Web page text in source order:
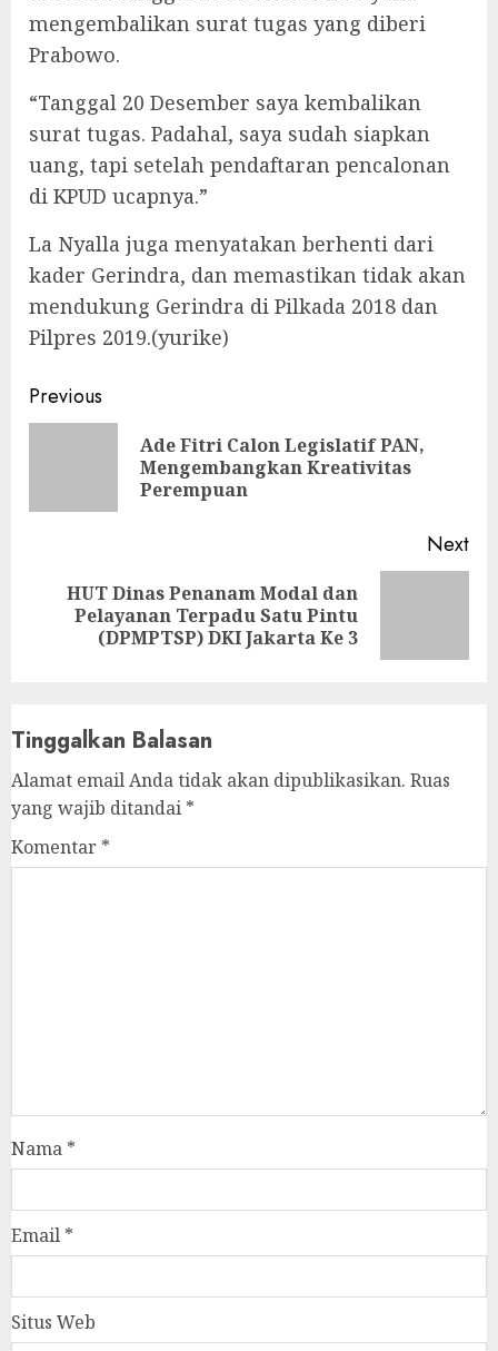
mengembalikan surat tugas yang diberi
Prabowo.
“Tanggal 20 Desember saya kembalikan
surat tugas. Padahal, saya sudah siapkan
uang, tapi setelah pendaftaran pencalonan
di KPUD ucapnya.”
La Nyalla juga menyatakan berhenti dari
kader Gerindra, dan memastikan tidak akan
mendukung Gerindra di Pilkada 2018 dan
Pilpres 2019.(yurike)
Continue
Reading
Previous
Ade Fitri Calon Legislatif PAN,
Mengembangkan Kreativitas
Perempuan
Next
Next
HUT Dinas Penanam Modal dan
Pelayanan Terpadu Satu Pintu
(DPMPTSP) DKI Jakarta Ke 3
Tinggalkan Balasan
Alamat email Anda tidak akan dipublikasikan. Ruas
yang wajib ditandai *
Komentar *
Nama *
Email *
Situs Web